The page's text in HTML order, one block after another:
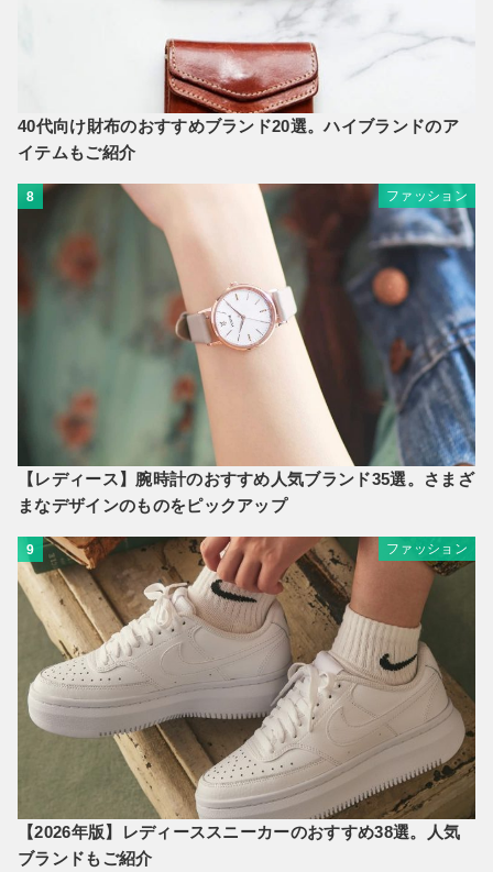
40代向け財布のおすすめブランド20選。ハイブランドのア
イテムもご紹介
8 ファッション
【レディース】腕時計のおすすめ人気ブランド35選。さまざ
まなデザインのものをピックアップ
9 ファッション
【2026年版】レディーススニーカーのおすすめ38選。人気
ブランドもご紹介